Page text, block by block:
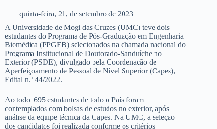
quinta-feira, 21, de setembro de 2023
A Universidade de Mogi das Cruzes (UMC) teve dois
estudantes do Programa de Pós-Graduação em Engenharia
Biomédica (PPGEB) selecionados na chamada nacional do
Programa Institucional de Doutorado-Sanduíche no
Exterior (PSDE), divulgado pela Coordenação de
Aperfeiçoamento de Pessoal de Nível Superior (Capes),
Edital n.º 44/2022.
Ao todo, 695 estudantes de todo o País foram
contemplados com bolsas de estudos no exterior, após
análise da equipe técnica da Capes. Na UMC, a seleção
dos candidatos foi realizada conforme os critérios